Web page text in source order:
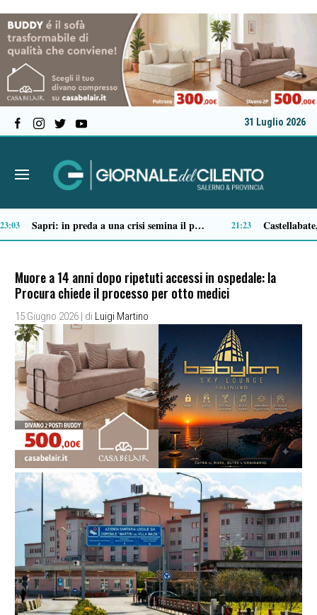
31 Luglio 2026
Ascea, nuova giunta per Sansone: Filippo Dragone vicesindaco, Egidio Criscuolo assessore ai Lavori Pubblici 14:51 Tortorella celebra la Fiera di San Basilio: tra antichi mestieri, bestiame e la musica della Bandabardò 14:49
Muore a 14 anni dopo ripetuti accessi in ospedale: la
Procura chiede il processo per otto medici
15 Giugno 2026 | di Luigi Martino